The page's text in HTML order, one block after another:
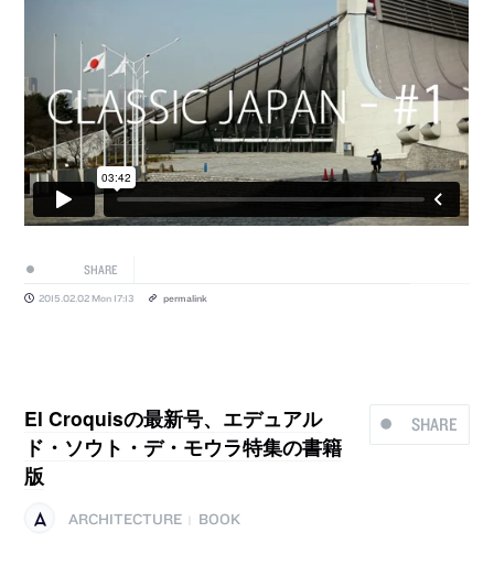
SHARE
2015.02.02 Mon 17:13 permalink
SHARE
El Croquisの最新号、エデュアル
ド・ソウト・デ・モウラ特集の書籍
版
ARCHITECTURE BOOK